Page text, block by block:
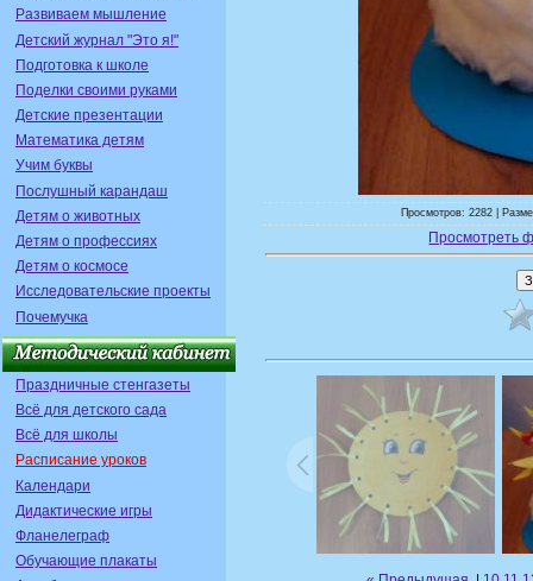
Развиваем мышление
Детский журнал "Это я!"
Подготовка к школе
Поделки своими руками
Детские презентации
Математика детям
Учим буквы
Послушный карандаш
Детям о животных
Детям о профессиях
Детям о космосе
Исследовательские проекты
Почемучка
Праздничные стенгазеты
Всё для детского сада
Всё для школы
Расписание уроков
Календари
Дидактические игры
Фланелеграф
Обучающие плакаты
Просмотров: 2282 |
Просмотреть